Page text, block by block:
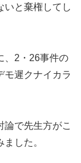
いと棄権してし
、2・26事件の
モ遲クナイカラ
論で先生方がこ
した。